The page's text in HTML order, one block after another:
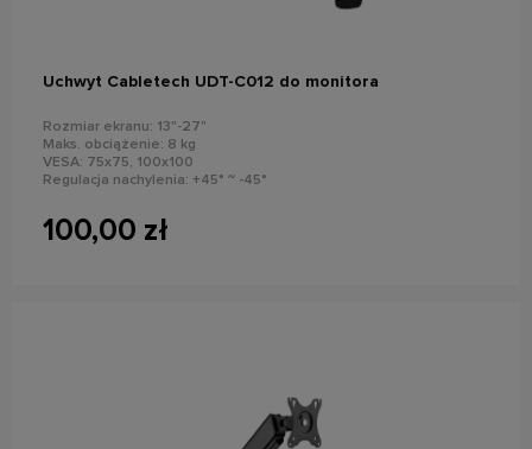
Uchwyt Cabletech UDT-C012 do monitora
Rozmiar ekranu: 13"-27"
Maks. obciążenie: 8 kg
VESA: 75x75, 100x100
Regulacja nachylenia: +45° ~ -45°
Montaż: do blatu
100,00 zł